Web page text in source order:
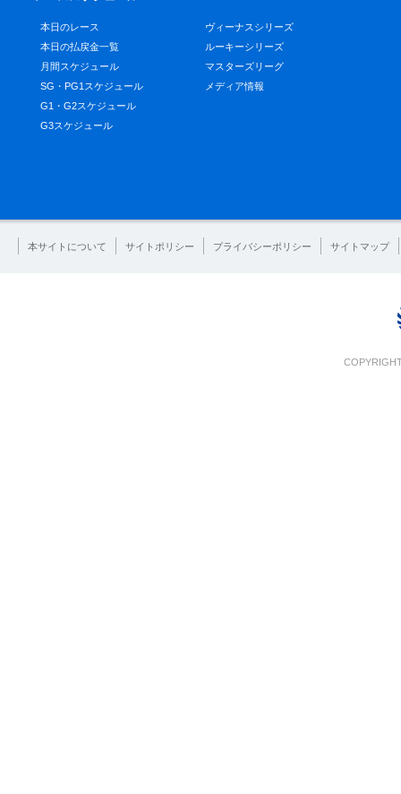
本日のレース
本日の払戻金一覧
月間スケジュール
SG・PG1スケジュール
G1・G2スケジュール
G3スケジュール
ヴィーナスシリーズ
ルーキーシリーズ
マスターズリーグ
メディア情報
本サイトについて サイトポリシー プライバシーポリシー サイトマップ